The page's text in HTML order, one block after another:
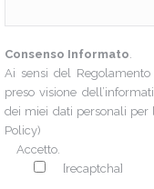
Consenso Informato.
Ai sensi del
preso visione
dei miei dati personali per
Policy)
Accetto.
[recaptcha]